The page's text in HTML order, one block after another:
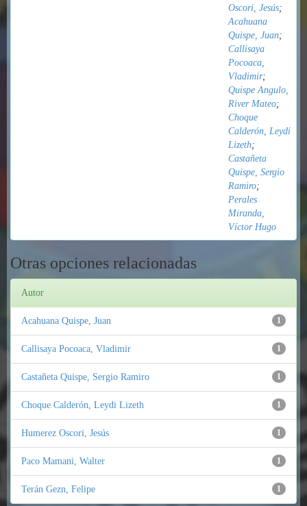
Oscori, Jesús;
Acahuana
Quispe, Juan;
Callisaya
Pocoaca,
Vladimir;
Quispe Angulo,
River Mateo;
Choque
Calderón, Leydi
Lizeth;
Castañeta
Quispe, Sergio
Ramiro;
Perales
Miranda,
Víctor Hugo
Otras opciones relacionadas
Autor
1
Acahuana Quispe, Juan
1
Callisaya Pocoaca, Vladimir
1
Castañeta Quispe, Sergio Ramiro
1
Choque Calderón, Leydi Lizeth
1
Humerez Oscori, Jesús
1
Paco Mamani, Walter
1
Terán Gezn, Felipe